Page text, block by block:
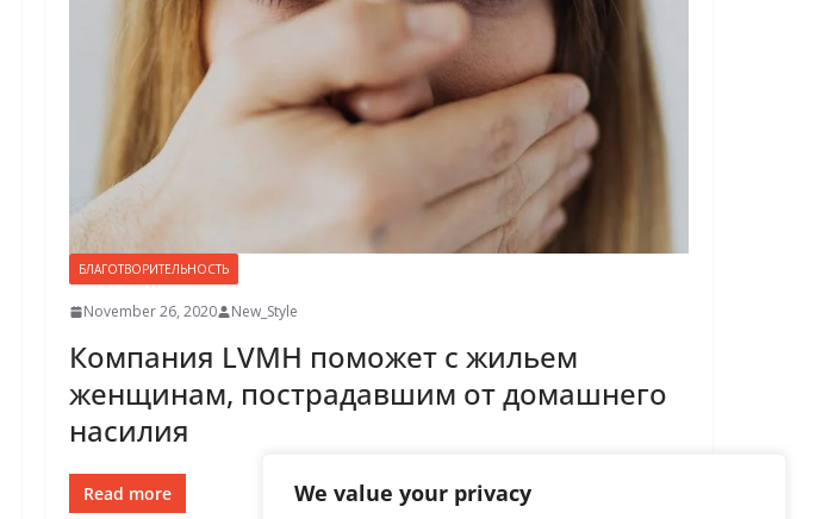
We value your privacy
БЛАГОТВОРИТЕЛЬНОСТЬ
November 26, 2020 New_Style
Компания LVMH поможет с жильем
женщинам, пострадавшим от домашнего
насилия
Read more